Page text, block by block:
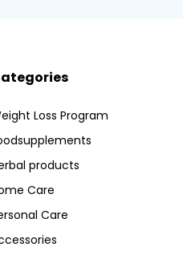
Loss Program
products
Care
Care